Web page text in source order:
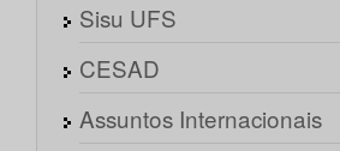
Sisu UFS
CESAD
Assuntos Internacionais